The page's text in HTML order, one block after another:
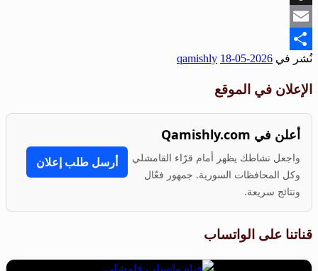
Snapchat
Email
Share
نُشر في 2026-05-18
qamishly
الإعلان في الموقع
أعلن في Qamishly.com
واجعل نشاطك يظهر أمام قرّاء القامشلي
وكل المحافظات السورية. جمهور فعّال
ونتائج سريعة.
أرسل طلب إعلان
قناتنا على الواتساب